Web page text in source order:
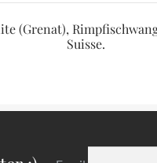
(Grenat),
Suisse.